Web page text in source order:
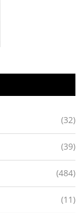
(32)
(39)
(484)
(11)